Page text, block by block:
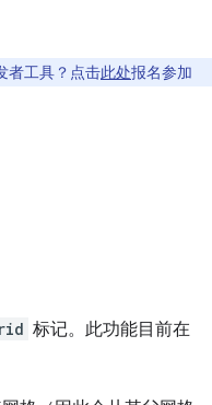
者工具？点击此处报名参加
标记。此功能目前在